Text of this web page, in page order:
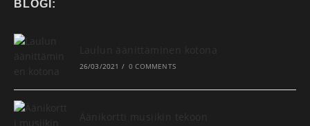
BLOGI:
26/03/2021 / 0 COMMENTS
Äänikortti musiikin tekoon